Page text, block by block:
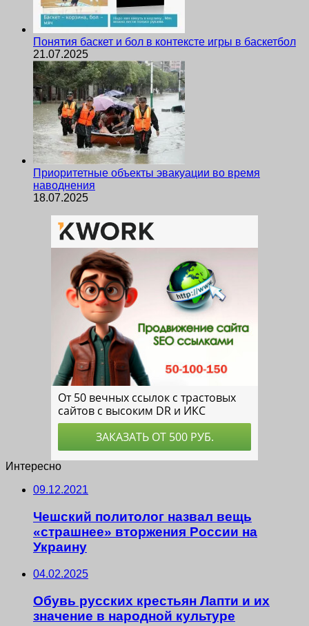
Понятия баскет и бол в контексте игры в баскетбол
21.07.2025
Приоритетные объекты эвакуации во время
наводнения
18.07.2025
Интересно
09.12.2021
Чешский политолог назвал вещь
«страшнее» вторжения России на
Украину
04.02.2025
Обувь русских крестьян Лапти и их
значение в народной культуре